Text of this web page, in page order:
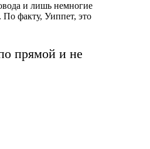
и лишь немногие
По факту, Уиппет, это
прямой и не